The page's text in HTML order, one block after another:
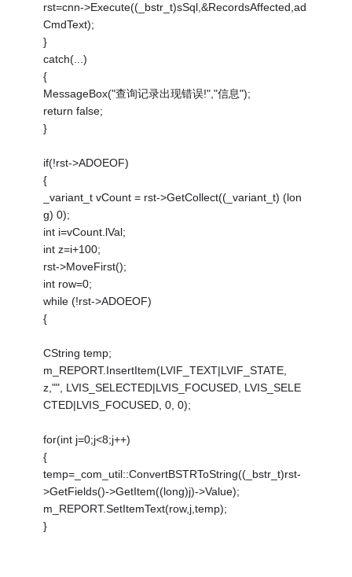
rst=cnn->Execute((_bstr_t)sSql,&RecordsAffected,ad
CmdText);
}
catch(...)
{
MessageBox("查询记录出现错误!","信息");
return false;
}
if(!rst->ADOEOF)
{
_variant_t vCount = rst->GetCollect((_variant_t) (lon
g) 0);
int i=vCount.lVal;
int z=i+100;
rst->MoveFirst();
int row=0;
while (!rst->ADOEOF)
{
CString temp;
m_REPORT.InsertItem(LVIF_TEXT|LVIF_STATE,
z,"", LVIS_SELECTED|LVIS_FOCUSED, LVIS_SELE
CTED|LVIS_FOCUSED, 0, 0);
for(int j=0;j<8;j++)
{
temp=_com_util::ConvertBSTRToString((_bstr_t)rst-
>GetFields()->GetItem((long)j)->Value);
m_REPORT.SetItemText(row,j,temp);
}